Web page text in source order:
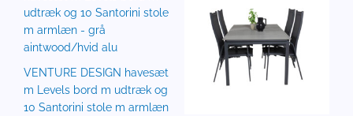
VENTURE DESIGN havesæt
m Levels bord m udtræk og
10 Santorini stole m armlæn